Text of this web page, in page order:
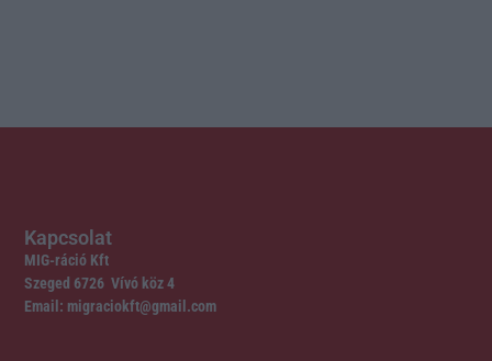
Kapcsolat
MIG-ráció Kft
Szeged 6726 Vívó köz 4
Email: migraciokft@gmail.com